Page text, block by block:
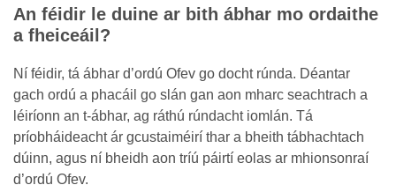
An féidir le duine ar bith ábhar mo ordaithe
a fheiceáil?
Ní féidir, tá ábhar d’ordú Ofev go docht rúnda. Déantar
gach ordú a phacáil go slán gan aon mharc seachtrach a
léiríonn an t-ábhar, ag ráthú rúndacht iomlán. Tá
príobháideacht ár gcustaiméirí thar a bheith tábhachtach
dúinn, agus ní bheidh aon tríú páirtí eolas ar mhionsonraí
d’ordú Ofev.